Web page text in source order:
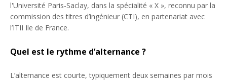
l'Université Paris-Saclay, dans la spécialité « X », reconnu par la
commission des titres d’ingénieur (CTI), en partenariat avec
l’ITII Ile de France.
Quel est le rythme d’alternance ?
L’alternance est courte, typiquement deux semaines par mois